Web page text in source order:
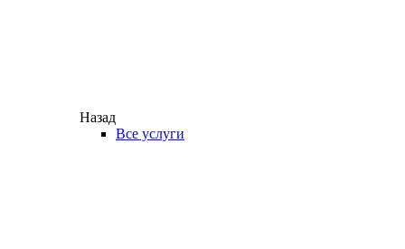
Назад
Все услуги